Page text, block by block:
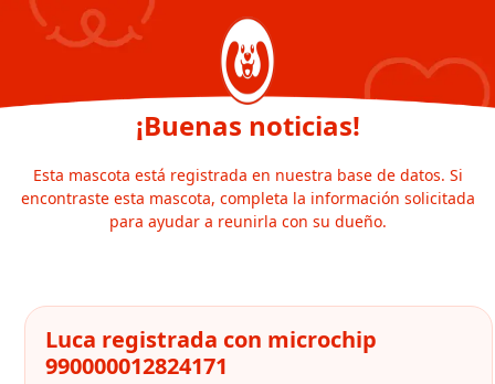
¡Buenas noticias!
Esta mascota está registrada en nuestra base de datos. Si
encontraste esta mascota, completa la información solicitada
para ayudar a reunirla con su dueño.
Luca registrada con microchip
990000012824171